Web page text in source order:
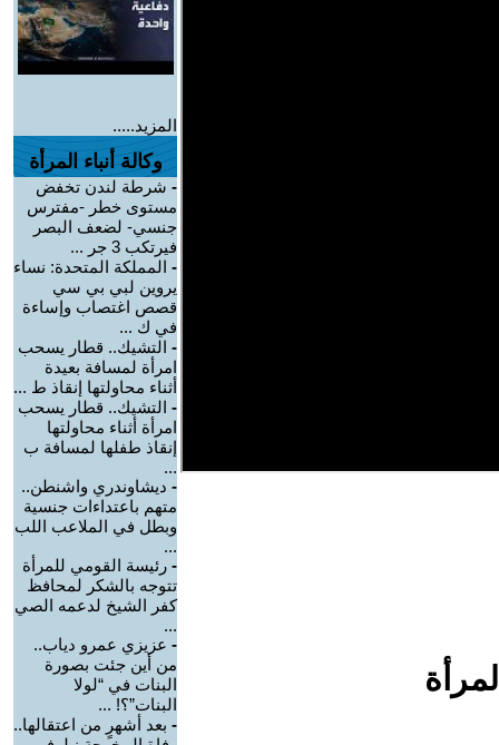
المزيد.....
وكالة أنباء المرأة
- شرطة لندن تخفض
مستوى خطر -مفترس
جنسي- لضعف البصر
فيرتكب 3 جر ...
- المملكة المتحدة: نساء
يروين لبي بي سي
قصص اغتصاب وإساءة
في ك ...
- التشيك.. قطار يسحب
امرأة لمسافة بعيدة
أثناء محاولتها إنقاذ ط ...
- التشيك.. قطار يسحب
امرأة أثناء محاولتها
إنقاذ طفلها لمسافة ب
...
- ديشاوندري واشنطن..
متهم باعتداءات جنسية
وبطل في الملاعب اللب
...
- رئيسة القومي للمرأة
تتوجه بالشكر لمحافظ
كفر الشيخ لدعمه الصي
...
- عزيزي عمرو دياب..
من أين جئت بصورة
البنات في “لولا
البنات”؟! ...
- بعد أشهرٍ من اعتقالها..